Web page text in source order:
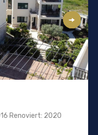
Renoviert: 2020